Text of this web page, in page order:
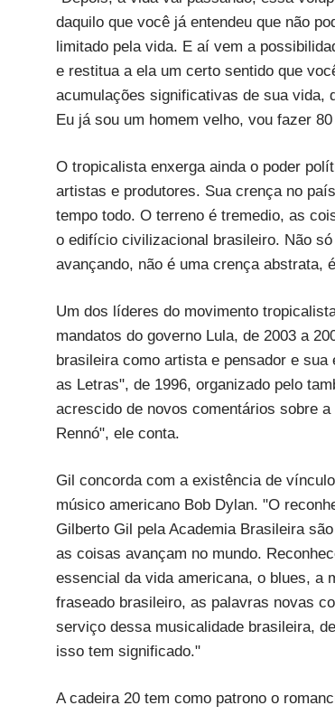
daquilo que você já entendeu que não
limitado pela vida. E aí vem a
e restitua a ela um certo sentido que
acumulações significativas de sua vida,
Eu já sou um homem velho, vou fazer
O tropicalista enxerga ainda o poder
artistas e produtores. Sua crença no
tempo todo. O terreno é tremedio, as
o edifício civilizacional brasileiro. Não
avançando, não é uma crença abstrata,
Um dos líderes do movimento
mandatos do governo Lula, de 2003 a
brasileira como artista e pensador e
as Letras", de 1996, organizado pelo
acrescido de novos comentários sobre
Rennó", ele conta.
Gil concorda com a existência de
músico americano Bob Dylan. "O
Gilberto Gil pela Academia Brasileira
as coisas avançam no mundo.
essencial da vida americana, o blues, a
fraseado brasileiro, as palavras novas
serviço dessa musicalidade brasileira,
isso tem significado."
A cadeira 20 tem como patrono o